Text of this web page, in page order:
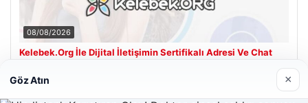
08/08/2026
Kelebek.Org İle Dijital İletişimin Sertifikalı Adresi Ve Chat
Göz Atın ×